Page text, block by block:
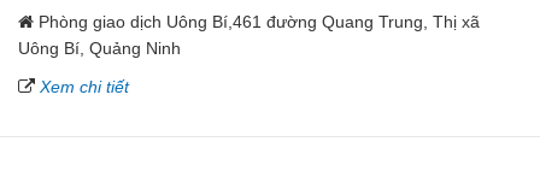
Phòng giao dịch Uông Bí,461 đường Quang Trung, Thị xã
Uông Bí, Quảng Ninh
Xem chi tiết